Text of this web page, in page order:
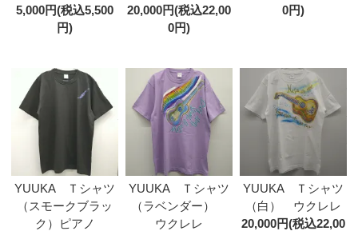
5,000円(税込5,500
円)
20,000円(税込22,00
0円)
0円)
YUUKA Ｔシャツ
（スモークブラッ
ク）ピアノ
YUUKA Ｔシャツ
（ラベンダー）
ウクレレ
YUUKA Ｔシャツ
（白） ウクレレ
20,000円(税込22,00